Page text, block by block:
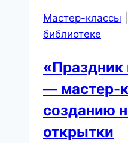
Мастер-классы
библиотеке
«Праздник
— мастер-
созданию
открытки